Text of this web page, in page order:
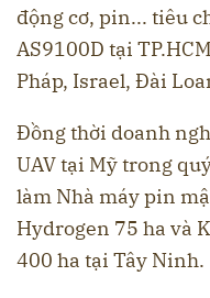
động cơ, pin... tiêu
AS9100D tại
Pháp, Israel, Đài
Đồng thời doanh
UAV tại Mỹ trong
làm Nhà máy pin
Hydrogen 75 ha và
400 ha tại Tây Ninh.